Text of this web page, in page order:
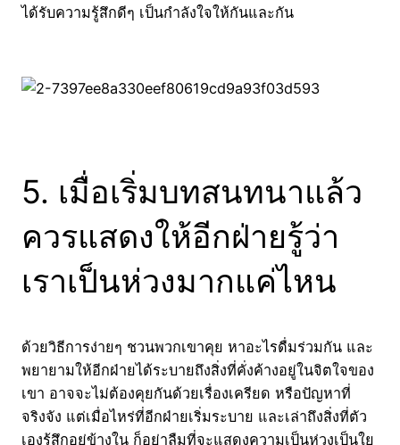
ได้รับความรู้สึกดีๆ เป็นกำลังใจให้กันและกัน
5. เมื่อเริ่มบทสนทนาแล้ว
ควรแสดงให้อีกฝ่ายรู้ว่า
เราเป็นห่วงมากแค่ไหน
ด้วยวิธีการง่ายๆ ชวนพวกเขาคุย หาอะไรดื่มร่วมกัน และ
พยายามให้อีกฝ่ายได้ระบายถึงสิ่งที่คั่งค้างอยู่ในจิตใจของ
เขา อาจจะไม่ต้องคุยกันด้วยเรื่องเครียด หรือปัญหาที่
จริงจัง แต่เมื่อไหร่ที่อีกฝ่ายเริ่มระบาย และเล่าถึงสิ่งที่ตัว
เองรู้สึกอยู่ข้างใน ก็อย่าลืมที่จะแสดงความเป็นห่วงเป็นใย